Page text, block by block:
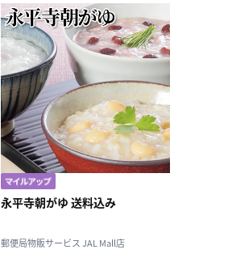
永平寺朝がゆ 送料込み
郵便局物販サービス JAL Mall店